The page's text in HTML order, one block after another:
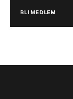
BLI MEDLEM